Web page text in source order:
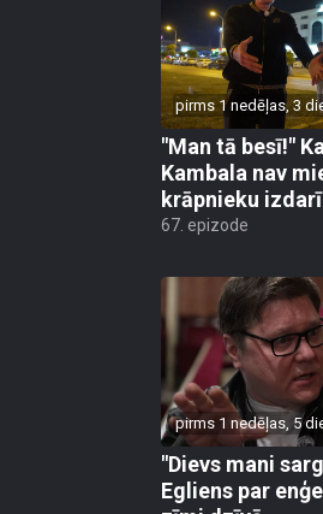
pirms 1 nedēļas, 3
"Man tā besī!"
Kambala nav
krāpnieku
67. epizode
pirms 1 nedēļas, 5
"Dievs mani
Egliens par